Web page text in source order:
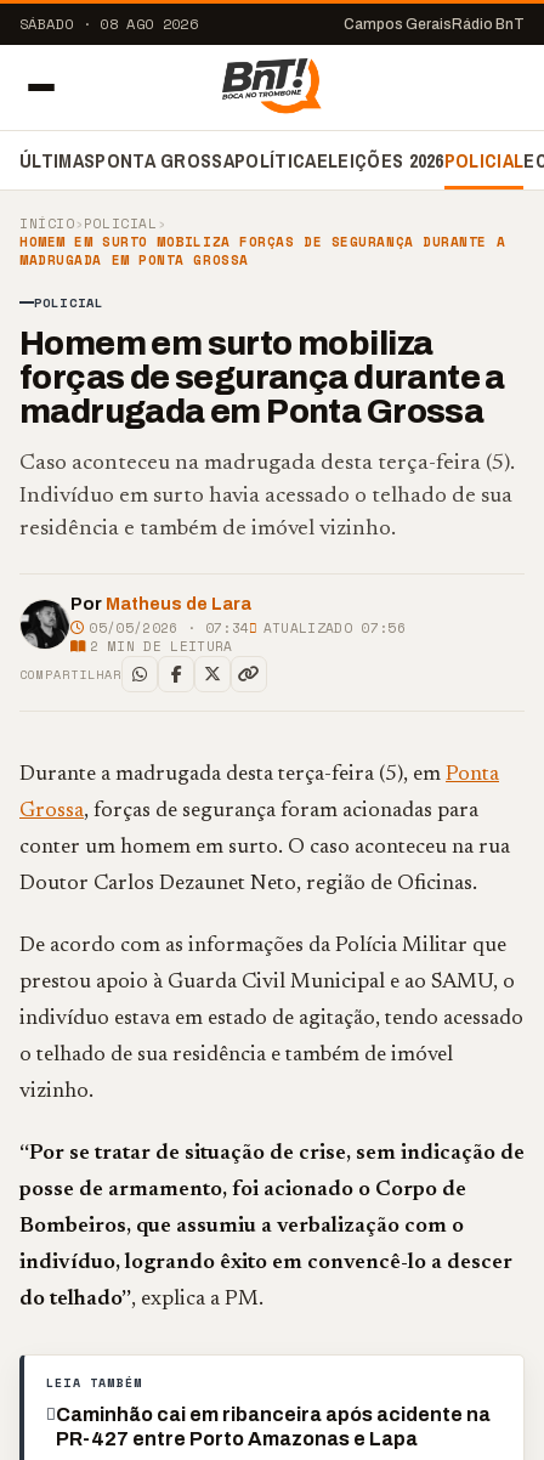
SÁBADO · 08 AGO 2026 Campos Gerais Rádio BnT
ÚLTIMASPONTA GROSSAPOLÍTICAELEIÇÕES 2026POLICIAL
INÍCIO›POLICIAL ›
HOMEM EM SURTO MOBILIZA FORÇAS DE SEGURANÇA DURANTE A
MADRUGADA EM PONTA GROSSA
POLICIAL
Homem em surto mobiliza
forças de segurança durante a
madrugada em Ponta Grossa
Caso aconteceu na madrugada desta terça-feira (5).
Indivíduo em surto havia acessado o telhado de sua
residência e também de imóvel vizinho.
Por Matheus de Lara
05/05/2026 · 07:34
ATUALIZADO 07:56
2 MIN DE LEITURA
COMPARTILHAR
Durante a madrugada desta terça-feira (5), em Ponta
Grossa, forças de segurança foram acionadas para
conter um homem em surto. O caso aconteceu na rua
Doutor Carlos Dezaunet Neto, região de Oficinas.
De acordo com as informações da Polícia Militar que
prestou apoio à Guarda Civil Municipal e ao SAMU, o
indivíduo estava em estado de agitação, tendo acessado
o telhado de sua residência e também de imóvel
vizinho.
“Por se tratar de situação de crise, sem indicação de
posse de armamento, foi acionado o Corpo de
Bombeiros, que assumiu a verbalização com o
indivíduo, logrando êxito em convencê-lo a descer
do telhado”, explica a PM.
LEIA TAMBÉM
Caminhão cai em ribanceira após acidente na
PR-427 entre Porto Amazonas e Lapa